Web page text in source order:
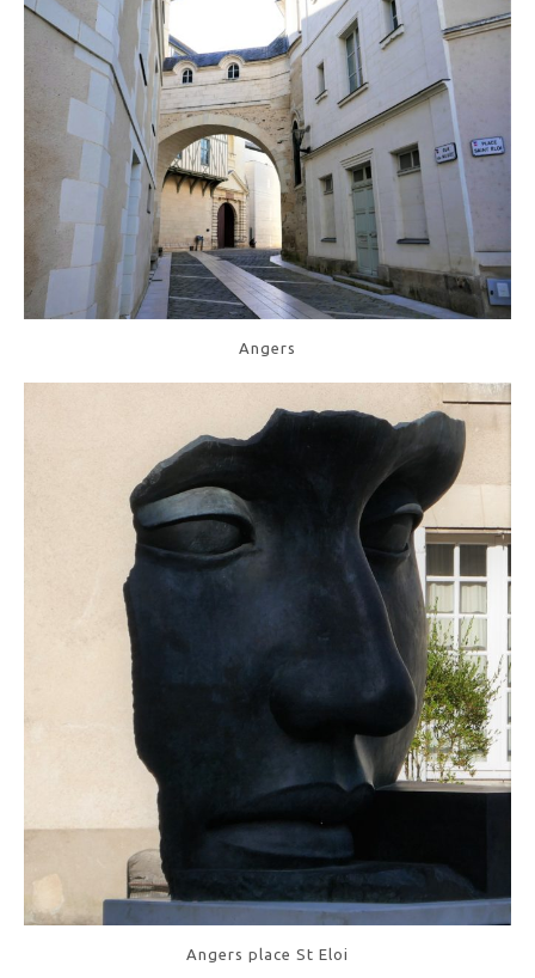
Angers
Angers place St Eloi